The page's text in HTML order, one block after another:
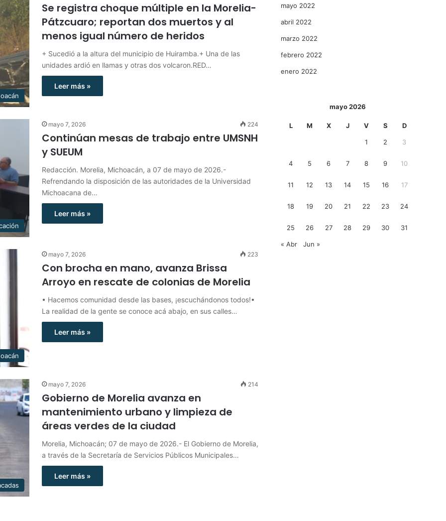
Se registra choque múltiple en la Morelia-
Pátzcuaro; reportan dos muertos y al
menos igual número de heridos
+ Sucedió a la altura del municipio de Huiramba.+ Una de las
unidades ardió en llamas y otras dos volcaron.RED…
Leer más »
mayo 7, 2026 224
Continúan mesas de trabajo entre UMSNH
y SUEUM
Redacción. Morelia, Michoacán, a 07 de mayo de 2026.-
Refrendando la disposición de las autoridades de la Universidad
Michoacana de…
Leer más »
mayo 7, 2026 223
Con brocha en mano, avanza Brissa
Arroyo en rescate de colonias de Morelia
• Hacemos comunidad desde las bases, ¡escuchándonos todos!•
La realidad de la gente se conoce acá abajo, en sus calles…
Leer más »
mayo 7, 2026 214
Gobierno de Morelia avanza en
mantenimiento urbano y limpieza de
áreas verdes de la ciudad
Morelia, Michoacán; 07 de mayo de 2026.- El Gobierno de Morelia,
a través de la Secretaría de Servicios Públicos Municipales…
Leer más »
mayo 2022
abril 2022
marzo 2022
febrero 2022
enero 2022
mayo 2026
L M X J V S D
1 2 3
4 5 6 7 8 9 10
11 12 13 14 15 16 17
18 19 20 21 22 23 24
25 26 27 28 29 30 31
« Abr Jun »